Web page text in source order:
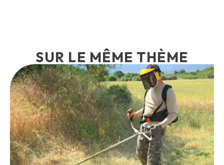
SUR LE MÊME THÈME